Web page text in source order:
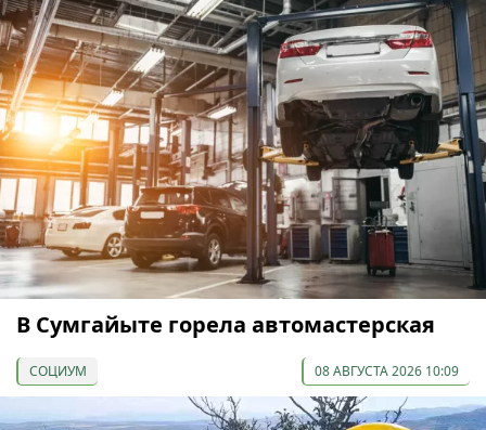
В Сумгайыте горела автомастерская
СОЦИУМ 08 АВГУСТА 2026 10:09